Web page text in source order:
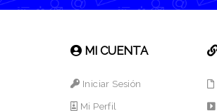
MI CUENTA
Iniciar Sesión
Mi Perfil